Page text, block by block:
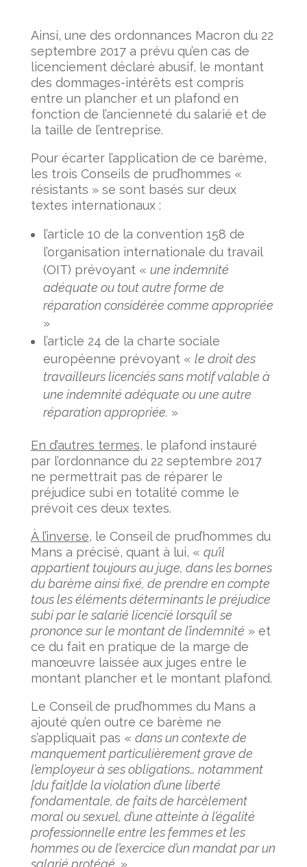
Ainsi, une des ordonnances Macron du 22
septembre 2017 a prévu qu’en cas de
licenciement déclaré abusif, le montant
des dommages-intérêts est compris
entre un plancher et un plafond en
fonction de l’ancienneté du salarié et de
la taille de l’entreprise.
Pour écarter l’application de ce barème,
les trois Conseils de prud’hommes «
résistants » se sont basés sur deux
textes internationaux :
l’article 10 de la convention 158 de
l’organisation internationale du travail
(OIT) prévoyant « une indemnité
adéquate ou tout autre forme de
réparation considérée comme appropriée
»
l’article 24 de la charte sociale
européenne prévoyant « le droit des
travailleurs licenciés sans motif valable à
une indemnité adéquate ou une autre
réparation appropriée. »
En d’autres termes, le plafond instauré
par l’ordonnance du 22 septembre 2017
ne permettrait pas de réparer le
préjudice subi en totalité comme le
prévoit ces deux textes.
À l’inverse, le Conseil de prud’hommes du
Mans a précisé, quant à lui, « qu’il
appartient toujours au juge, dans les bornes
du barème ainsi fixé, de prendre en compte
tous les éléments déterminants le préjudice
subi par le salarié licencié lorsqu’il se
prononce sur le montant de l’indemnité » et
ce du fait en pratique de la marge de
manœuvre laissée aux juges entre le
montant plancher et le montant plafond.
Le Conseil de prud’hommes du Mans a
ajouté qu’en outre ce barème ne
s’appliquait pas « dans un contexte de
manquement particulièrement grave de
l’employeur à ses obligations… notamment
[du fait]de la violation d’une liberté
fondamentale, de faits de harcèlement
moral ou sexuel, d’une atteinte à l’égalité
professionnelle entre les femmes et les
hommes ou de l’exercice d’un mandat par un
salarié protégé. »